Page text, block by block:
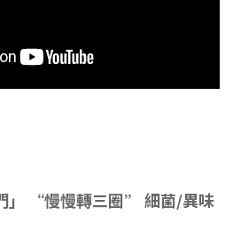
」 “慢慢轉三圈” 細菌/異味